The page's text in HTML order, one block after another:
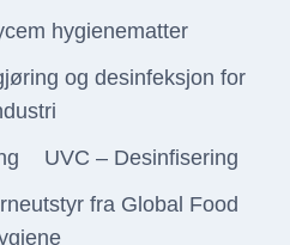
hygienematter
og desinfeksjon for
UVC – Desinfisering
fra Global Food